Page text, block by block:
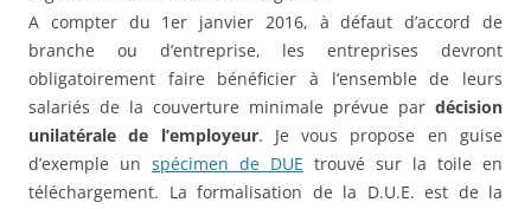
A compter du 1er janvier 2016, à défaut d’accord de
branche ou d’entreprise, les entreprises devront
obligatoirement faire bénéficier à l’ensemble de leurs
salariés de la couverture minimale prévue par décision
unilatérale de l’employeur. Je vous propose en guise
d’exemple un spécimen de DUE trouvé sur la toile en
téléchargement. La formalisation de la D.U.E. est de la